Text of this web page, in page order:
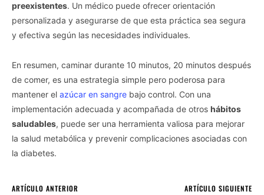
preexistentes. Un médico puede ofrecer orientación
personalizada y asegurarse de que esta práctica sea segura
y efectiva según las necesidades individuales.
En resumen, caminar durante 10 minutos, 20 minutos después
de comer, es una estrategia simple pero poderosa para
mantener el azúcar en sangre bajo control. Con una
implementación adecuada y acompañada de otros hábitos
saludables, puede ser una herramienta valiosa para mejorar
la salud metabólica y prevenir complicaciones asociadas con
la diabetes.
ARTÍCULO ANTERIOR ARTÍCULO SIGUIENTE